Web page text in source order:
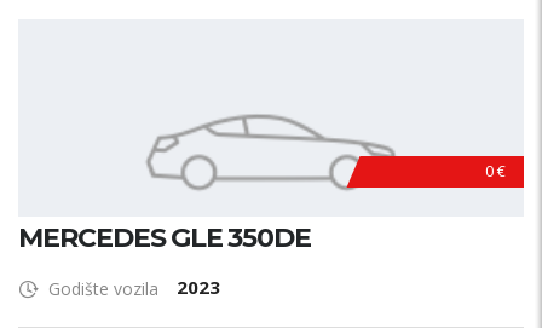
0 €
MERCEDES GLE 350DE
Godište vozila 2023